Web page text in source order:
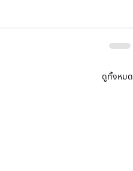
ดูทั้งหมด